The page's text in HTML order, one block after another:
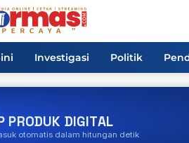
Investigasi Politik
PRODUK DIGITAL
otomatis dalam hitungan detik